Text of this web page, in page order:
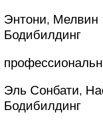
Энтони, Мелвин
Бодибилдинг
Эль Сонбати,
Бодибилдинг